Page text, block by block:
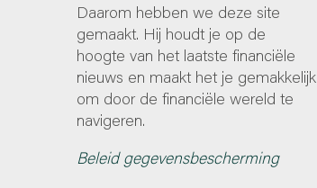
Daarom hebben we deze site
gemaakt. Hij houdt je op de
hoogte van het laatste financiële
nieuws en maakt het je gemakkelijk
om door de financiële wereld te
navigeren.
Beleid gegevensbescherming